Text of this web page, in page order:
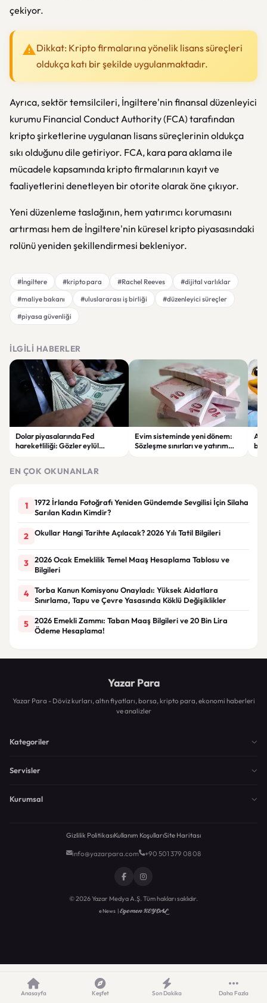
çekiyor.
Dikkat: Kripto firmalarına yönelik lisans süreçleri
oldukça katı bir şekilde uygulanmaktadır.
Ayrıca, sektör temsilcileri, İngiltere'nin finansal düzenleyici
kurumu Financial Conduct Authority(FCA) tarafından
kripto şirketlerine uygulanan lisans süreçlerinin oldukça
sıkı olduğunu dile getiriyor. FCA, kara para aklama ile
mücadele kapsamında kripto firmalarının kayıt ve
faaliyetlerini denetleyen bir otorite olarak öne çıkıyor.
Yeni düzenleme taslağının, hem yatırımcı korumasını
artırması hem de İngiltere'nin küresel kripto piyasasındaki
rolünü yeniden şekillendirmesi bekleniyor.
#İngiltere #kripto para #Rachel Reeves
#dijital varlıklar
#maliye bakanı
#uluslararası iş birliği
#düzenleyici süreçler
#piyasa güvenliği
İLGILI HABERLER
Dolar piyasalarında Fed
hareketliliği: Gözler eylül
Evim sisteminde yeni dönem:
Sözleşme sınırları ve yatırım
EN ÇOK OKUNANLAR
1
1972 İrlanda Fotoğrafı Yeniden Gündemde Sevgilisi İçin Silaha
Sarılan Kadın Kimdir?
2 Okullar Hangi Tarihte Açılacak? 2026 Yılı Tatil Bilgileri
3
2026 Ocak Emeklilik Temel Maaş Hesaplama Tablosu ve
Bilgileri
4
Torba Kanun Komisyonu Onayladı: Yüksek Aidatlara
Sınırlama, Tapu ve Çevre Yasasında Köklü Değişiklikler
5
2026 Emekli Zammı: Taban Maaş Bilgileri ve 20 Bin Lira
Ödeme Hesaplama!
Yazar Para
Yazar Para - Döviz kurları, altın fiyatları, borsa, kripto para, ekonomi haberleri
ve analizler
Kategoriler
Servisler
Kurumsal
Gizlilik PolitikasıKullanım KoşullarıSite Haritası
info@yazarpara.com +90 501 379 08 08
© 2026 Yazar Medya A.Ş. Tüm hakları saklıdır.
eNews |Egemen KEYDAL
Anasayfa Keşfet Son Dakika Daha Fazla